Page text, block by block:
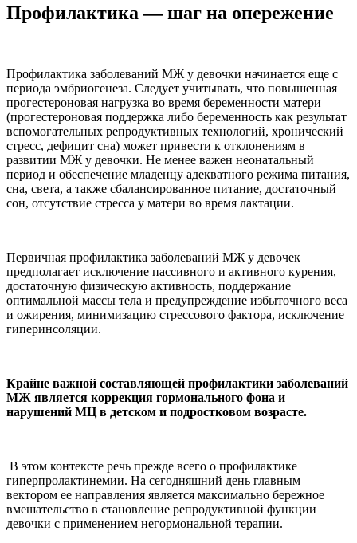
Профилактика — шаг на опережение
Профилактика заболеваний МЖ у девочки начинается еще с
периода эмбриогенеза. Следует учитывать, что повышенная
прогестероновая нагрузка во время беременности матери
(прогестероновая поддержка либо беременность как результат
вспомогательных репродуктивных технологий, хронический
стресс, дефицит сна) может привести к отклонениям в
развитии МЖ у девочки. Не менее важен неонатальный
период и обеспечение младенцу адекватного режима питания,
сна, света, а также сбалансированное питание, достаточный
сон, отсутствие стресса у матери во время лактации.
Первичная профилактика заболеваний МЖ у девочек
предполагает исключение пассивного и активного курения,
достаточную физическую активность, поддержание
оптимальной массы тела и предупреждение избыточного веса
и ожирения, минимизацию стрессового фактора, исключение
гиперинсоляции.
Крайне важной составляющей профилактики заболеваний
МЖ является коррекция гормонального фона и
нарушений МЦ в детском и подростковом возрасте.
В этом контексте речь прежде всего о профилактике
гиперпролактинемии. На сегодняшний день главным
вектором ее направления является максимально бережное
вмешательство в становление репродуктивной функции
девочки с применением негормональной терапии.